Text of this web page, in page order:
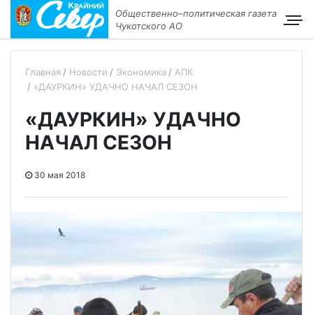
Общественно–политическая газета
Чукотского АО
Главная Новости Экономика
АПК
«ДАУРКИН» УДАЧНО НАЧАЛ СЕЗОН
«ДАУРКИН» УДАЧНО
НАЧАЛ СЕЗОН
30 мая 2018